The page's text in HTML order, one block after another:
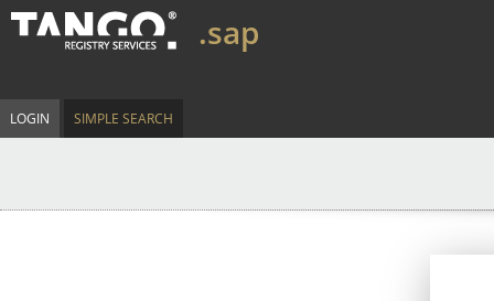
.sap
LOGIN SIMPLE SEARCH